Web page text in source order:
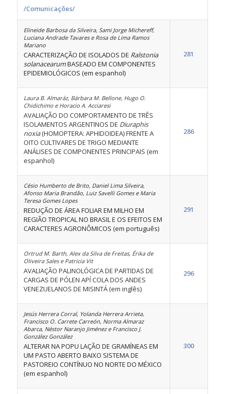
/Comunicações/
Elineide Barbosa da Silveira, Sami Jorge Michereff,
Luciana Andrade Tavares e Rosa de Lima Ramos
Mariano
CARACTERIZAÇÃO DE ISOLADOS DE Ralstonia
solanacearumBASEADO EM COMPONENTES
EPIDEMIOLÓGICOS (em espanhol)
281
Laura B. Almaráz, Bárbara M. Bellone, Hugo O.
Chidichimo e Horacio A. Acciaresi
AVALIAÇÃO DO COMPORTAMENTO DE TRÊS
ISOLAMENTOS ARGENTINOS DE Diuraphis
noxia(HOMOPTERA: APHIDOIDEA) FRENTE A
OITO CULTIVARES DE TRIGO MEDIANTE
ANÁLISES DE COMPONENTES PRINCIPAIS (em
espanhol)
286
Césio Humberto de Brito, Daniel Lima Silveira,
Afonso Maria Brandão, Luiz Savelli Gomes e Maria
Teresa Gomes Lopes
REDUÇÃO DE ÁREA FOLIAR EM MILHO EM
REGIÃO TROPICAL NO BRASIL E OS EFEITOS EM
CARACTERES AGRONÔMICOS (em português)
291
Ortrud M. Barth, Alex da Silva de Freitas, Érika de
Oliveira Sales e Patricia Vit
AVALIAÇÃO PALINOLÓGICA DE PARTIDAS DE
CARGAS DE PÓLEN APÍ COLA DOS ANDES
VENEZUELANOS DE MISINTÁ (em inglês)
296
Jesús Herrera Corral, Yolanda Herrera Arrieta,
Francisco O. Carrete Carreón, Norma Almaraz
Abarca, Néstor Naranjo Jiménez e Francisco J.
González González
ALTERAR NA POPU LAÇÃO DE GRAMÍNEAS EM
UM PASTO ABERTO BAIXO SISTEMA DE
PASTOREIO CONTÍNUO NO NORTE DO MÉXICO
(em espanhol)
300